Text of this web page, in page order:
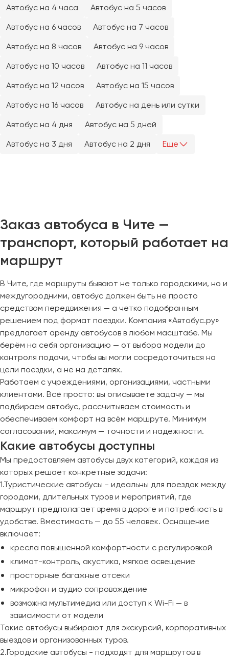
Автобус на 4 часа
Автобус на 5 часов
Автобус на 6 часов
Автобус на 7 часов
Автобус на 8 часов
Автобус на 9 часов
Автобус на 10 часов
Автобус на 11 часов
Автобус на 12 часов
Автобус на 15 часов
Автобус на 16 часов
Автобус на день или сутки
Автобус на 4 дня
Автобус на 5 дней
Автобус на 3 дня
Автобус на 2 дня Еще
Заказ автобуса в Чите —
транспорт, который работает на
маршрут
В Чите, где маршруты бывают не только городскими, но и
междугородними, автобус должен быть не просто
средством передвижения — а четко подобранным
решением под формат поездки. Компания «Автобус.ру»
предлагает аренду автобусов в любом масштабе. Мы
берём на себя организацию — от выбора модели до
контроля подачи, чтобы вы могли сосредоточиться на
цели поездки, а не на деталях.
Работаем с учреждениями, организациями, частными
клиентами. Всё просто: вы описываете задачу — мы
подбираем автобус, рассчитываем стоимость и
обеспечиваем комфорт на всём маршруте. Минимум
согласований, максимум — точности и надежности.
Какие автобусы доступны
Мы предоставляем автобусы двух категорий, каждая из
которых решает конкретные задачи:
1.Туристические автобусы - идеальны для поездок между
городами, длительных туров и мероприятий, где
маршрут предполагает время в дороге и потребность в
удобстве. Вместимость — до 55 человек. Оснащение
включает:
кресла повышенной комфортности с регулировкой
климат-контроль, акустика, мягкое освещение
просторные багажные отсеки
микрофон и аудио сопровождение
возможна мультимедиа или доступ к Wi-Fi — в
зависимости от модели
Такие автобусы выбирают для экскурсий, корпоративных
выездов и организованных туров.
2.Городские автобусы - подходят для маршрутов в
Челябинск
Якутск
Ярославль